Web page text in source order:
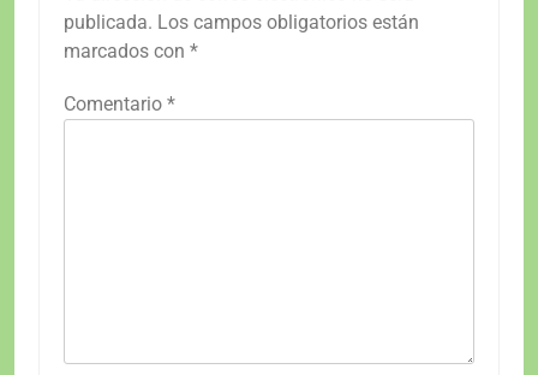
publicada. Los campos obligatorios están
marcados con *
Comentario *